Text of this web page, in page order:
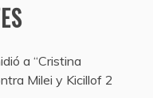
a “Cristina
Milei y Kicillof 2